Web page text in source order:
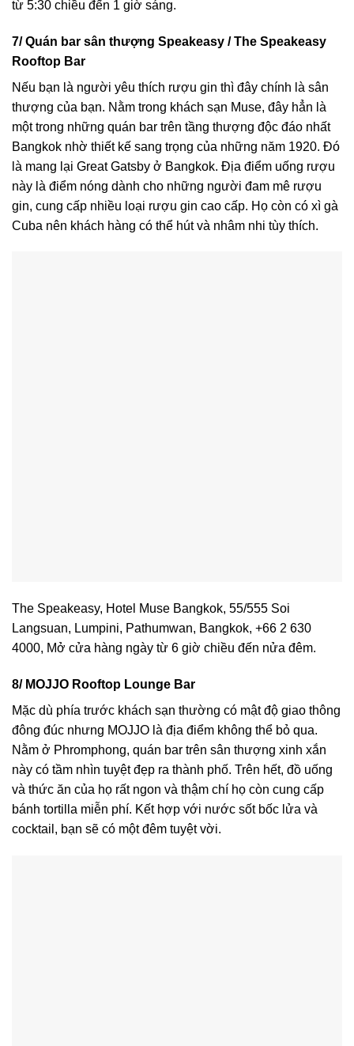
từ 5:30 chiều đến 1 giờ sáng.
7/ Quán bar sân thượng Speakeasy / The Speakeasy
Rooftop Bar
Nếu bạn là người yêu thích rượu gin thì đây chính là sân
thượng của bạn. Nằm trong khách sạn Muse, đây hẳn là
một trong những quán bar trên tầng thượng độc đáo nhất
Bangkok nhờ thiết kế sang trọng của những năm 1920. Đó
là mang lại Great Gatsby ở Bangkok. Địa điểm uống rượu
này là điểm nóng dành cho những người đam mê rượu
gin, cung cấp nhiều loại rượu gin cao cấp. Họ còn có xì gà
Cuba nên khách hàng có thể hút và nhâm nhi tùy thích.
The Speakeasy, Hotel Muse Bangkok, 55/555 Soi
Langsuan, Lumpini, Pathumwan, Bangkok, +66 2 630
4000, Mở cửa hàng ngày từ 6 giờ chiều đến nửa đêm.
8/ MOJJO Rooftop Lounge Bar
Mặc dù phía trước khách sạn thường có mật độ giao thông
đông đúc nhưng MOJJO là địa điểm không thể bỏ qua.
Nằm ở Phromphong, quán bar trên sân thượng xinh xắn
này có tầm nhìn tuyệt đẹp ra thành phố. Trên hết, đồ uống
và thức ăn của họ rất ngon và thậm chí họ còn cung cấp
bánh tortilla miễn phí. Kết hợp với nước sốt bốc lửa và
cocktail, bạn sẽ có một đêm tuyệt vời.